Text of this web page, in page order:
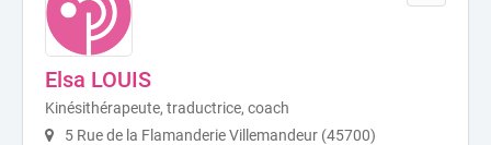
Elsa LOUIS
Kinésithérapeute, traductrice, coach
5 Rue de la Flamanderie Villemandeur (45700)